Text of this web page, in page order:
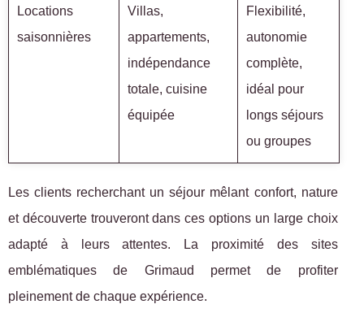
Locations
saisonnières
Villas,
appartements,
indépendance
totale, cuisine
équipée
Flexibilité,
autonomie
complète,
idéal pour
longs séjours
ou groupes
Les clients recherchant un séjour mêlant confort, nature
et découverte trouveront dans ces options un large choix
adapté à leurs attentes. La proximité des sites
emblématiques de Grimaud permet de profiter
pleinement de chaque expérience.